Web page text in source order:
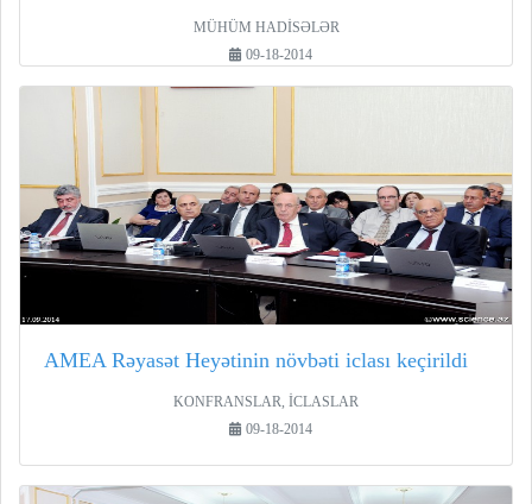
MÜHÜM HADİSƏLƏR
09-18-2014
AMEA Rəyasət Heyətinin növbəti iclası keçirildi
KONFRANSLAR, İCLASLAR
09-18-2014